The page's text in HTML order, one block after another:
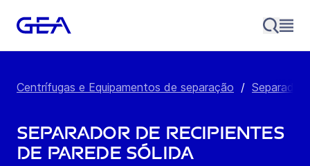
Centrífugas e Equipamentos de separação / Separador
Separador de recipientes
de parede sólida